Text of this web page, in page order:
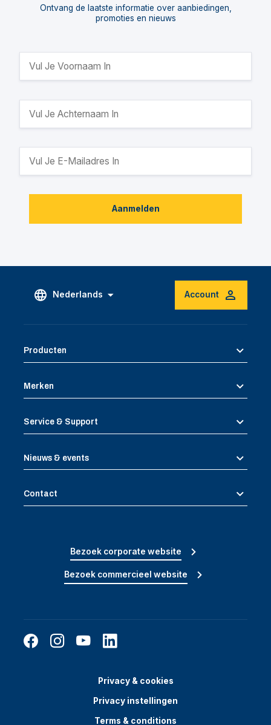
Ontvang de laatste informatie over aanbiedingen,
promoties en nieuws
Aanmelden
Nederlands Account
Producten
Merken
Service & Support
Nieuws & events
Contact
Bezoek corporate website
Bezoek commercieel website
Privacy & cookies
Privacy instellingen
Terms & conditions